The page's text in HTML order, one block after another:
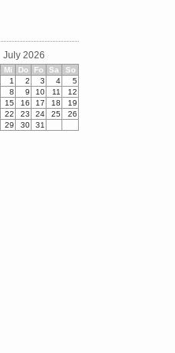
July 2026
Mi Do Fo Sa
So
1
2 3 4
5
8 9 10 11
12
15 16 17 18
19
22 23 24 25
26
29 30 31